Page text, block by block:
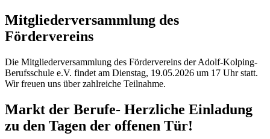
Mitgliederversammlung des
Fördervereins
Die Mitgliederversammlung des Fördervereins der Adolf-Kolping-
Berufsschule e.V. findet am Dienstag, 19.05.2026 um 17 Uhr statt.
Wir freuen uns über zahlreiche Teilnahme.
Markt der Berufe- Herzliche Einladung
zu den Tagen der offenen Tür!